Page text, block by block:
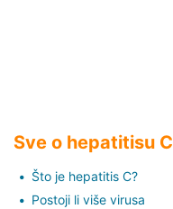
Sve o hepatitisu C
Što je hepatitis C?
Postoji li više virusa